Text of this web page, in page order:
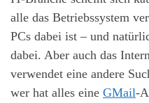
alle das Betriebssystem
PCs dabei ist – und
dabei. Aber auch das
verwendet eine andere
wer hat alles eine GMail-